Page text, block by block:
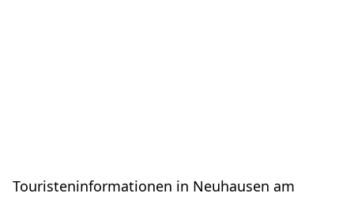
Touristeninformationen in Neuhausen am